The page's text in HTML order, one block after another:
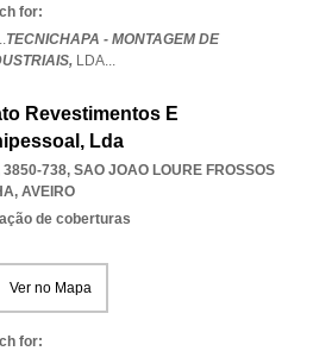
for:
TECNICHAPA - MONTAGEM DE
LDA...
Revestimentos E
Lda
3850-738, SAO JOAO LOURE FROSSOS
, AVEIRO
de coberturas
Ver no Mapa
for: